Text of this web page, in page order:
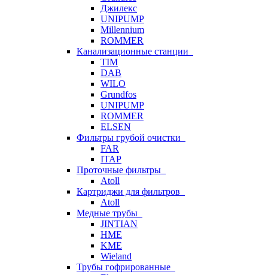
Джилекс
UNIPUMP
Millennium
ROMMER
Канализационные станции
TIM
DAB
WILO
Grundfos
UNIPUMP
ROMMER
ELSEN
Фильтры грубой очистки
FAR
ITAP
Проточные фильтры
Atoll
Картриджи для фильтров
Atoll
Медные трубы
JINTIAN
HME
KME
Wieland
Трубы гофрированные